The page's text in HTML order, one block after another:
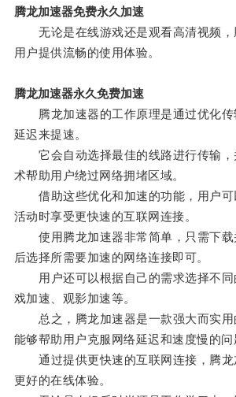
腾龙加速器免费永久加速
无论是在线游戏还是观看高清视频，
用户提供流畅的使用体验。
腾龙加速器永久免费加速
腾龙加速器的工作原理是通过优化传
延迟来提速。
它会自动选择最佳的线路进行传输，
术帮助用户绕过网络拥堵区域。
借助这些优化和加速的功能，用户可
活动时享受更快速的互联网连接。
使用腾龙加速器非常简单，只需下载
后选择所需要加速的网络连接即可。
用户还可以根据自己的需求选择不同
戏加速、观影加速等。
总之，腾龙加速器是一款强大而实用
能够帮助用户克服网络延迟和速度慢的问
通过提供更快速的互联网连接，腾龙
更好的在线体验。